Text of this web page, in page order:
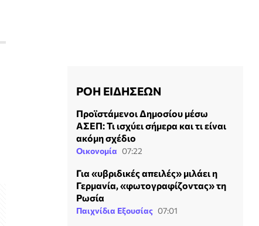
ΡΟΗ ΕΙΔΗΣΕΩΝ
Προϊστάμενοι Δημοσίου μέσω
ΑΣΕΠ: Τι ισχύει σήμερα και τι είναι
ακόμη σχέδιο
Οικονομία 07:22
Για «υβριδικές απειλές» μιλάει η
Γερμανία, «φωτογραφίζοντας» τη
Ρωσία
Παιχνίδια Εξουσίας 07:01